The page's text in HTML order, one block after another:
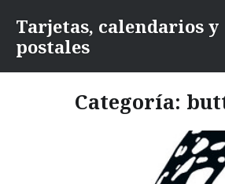
contenido
Tarjetas, calendarios y
postales
Categoría: